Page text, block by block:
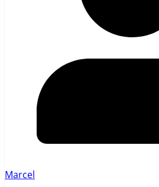
Marcel